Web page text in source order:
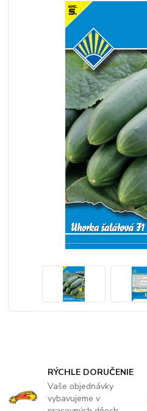
RÝCHLE DORUČENIE
Vaše objednávky
vybavujeme v